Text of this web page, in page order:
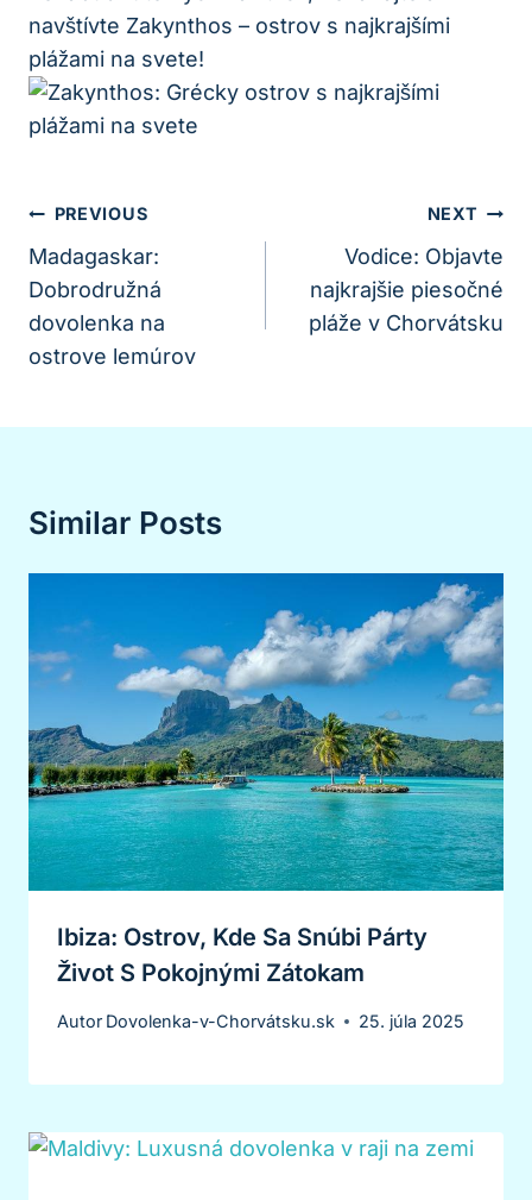
navštívte Zakynthos – ostrov s najkrajšími
plážami na svete!
Navigácia
V
Článku
PREVIOUS
Madagaskar:
Dobrodružná
dovolenka na
ostrove lemúrov
NEXT
Vodice: Objavte
najkrajšie piesočné
pláže v Chorvátsku
Similar Posts
Ibiza: Ostrov, Kde Sa Snúbi Párty
Život S Pokojnými Zátokam
Autor Dovolenka-v-Chorvátsku.sk 25. júla 2025